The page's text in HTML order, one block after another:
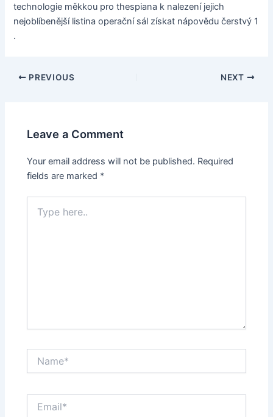
technologie měkkou pro thespiana k nalezení jejich
nejoblíbenější listina operační sál získat nápovědu čerstvý 1
.
PREVIOUS NEXT
Leave a Comment
Your email address will not be published. Required
fields are marked *
here..